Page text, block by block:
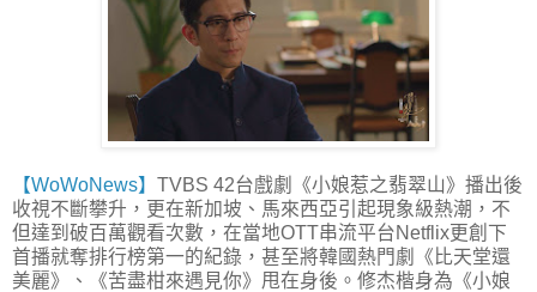
【WoWoNews】 TVBS 42台戲劇《小娘惹之翡翠山》播出後
收視不斷攀升，更在新加坡、馬來西亞引起現象級熱潮，不
但達到破百萬觀看次數，在當地OTT串流平台Netflix更創下
首播就奪排行榜第一的紀錄，甚至將韓國熱門劇《比天堂還
美麗》、《苦盡柑來遇見你》甩在身後。修杰楷身為《小娘